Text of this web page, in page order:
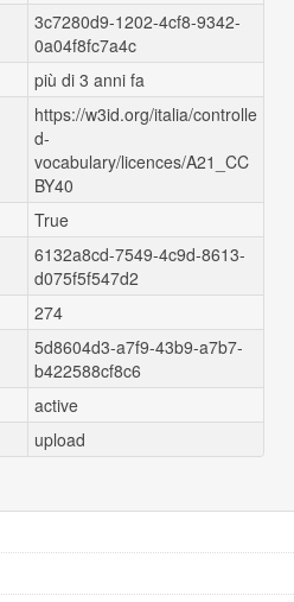
3c7280d9-1202-4cf8-9342-
0a04f8fc7a4c
più di 3 anni fa
https://w3id.org/italia/controlle
d-
vocabulary/licences/A21_CC
BY40
True
6132a8cd-7549-4c9d-8613-
d075f5f547d2
274
5d8604d3-a7f9-43b9-a7b7-
b422588cf8c6
active
upload